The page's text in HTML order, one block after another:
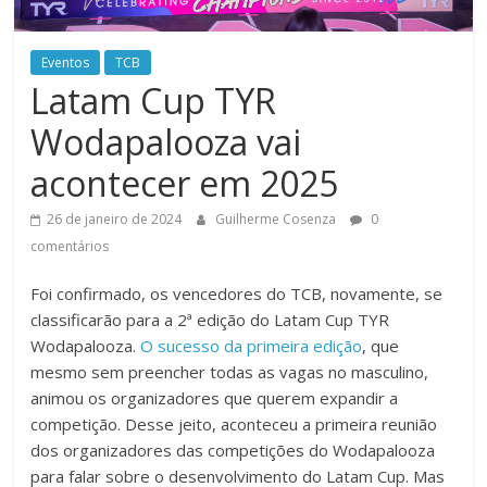
Eventos TCB
Latam Cup TYR
Wodapalooza vai
acontecer em 2025
26 de janeiro de 2024 Guilherme Cosenza
0
comentários
Foi confirmado, os vencedores do TCB, novamente, se
classificarão para a 2ª edição do Latam Cup TYR
Wodapalooza.O sucesso da primeira edição, que
mesmo sem preencher todas as vagas no masculino,
animou os organizadores que querem expandir a
competição. Desse jeito, aconteceu a primeira reunião
dos organizadores das competições do Wodapalooza
para falar sobre o desenvolvimento do Latam Cup. Mas